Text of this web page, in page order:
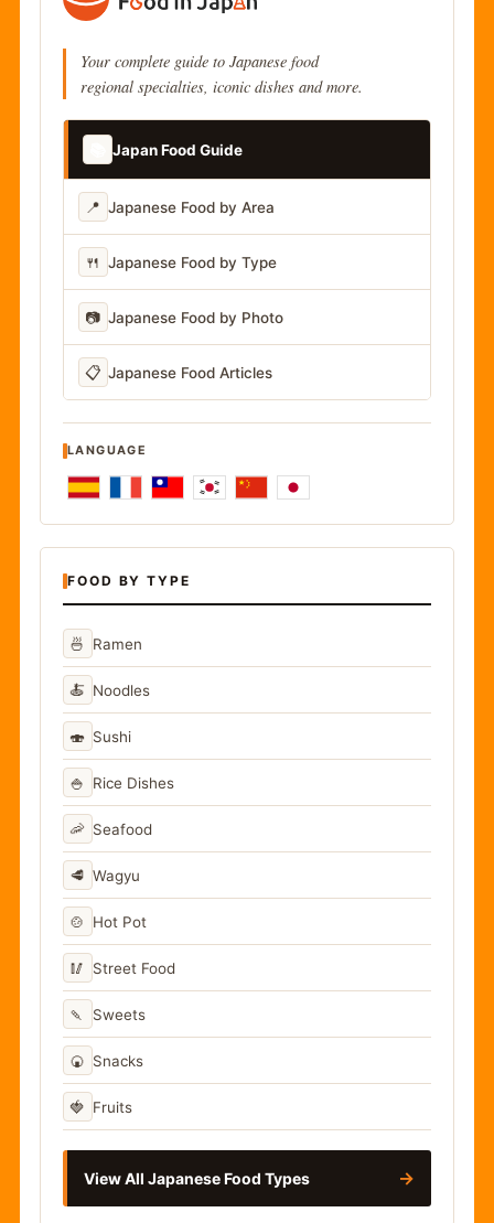
Your complete guide to Japanese food
regional specialties, iconic dishes and more.
Japan Food Guide
📍 Japanese Food by Area
🍴 Japanese Food by Type
📷 Japanese Food by Photo
📋 Japanese Food Articles
LANGUAGE
FOOD BY TYPE
🍜 Ramen
🍝 Noodles
🍣 Sushi
🍚 Rice Dishes
🦐 Seafood
🥩 Wagyu
🍲 Hot Pot
🥢 Street Food
🍡 Sweets
🍘 Snacks
🍓 Fruits
View All Japanese Food Types →